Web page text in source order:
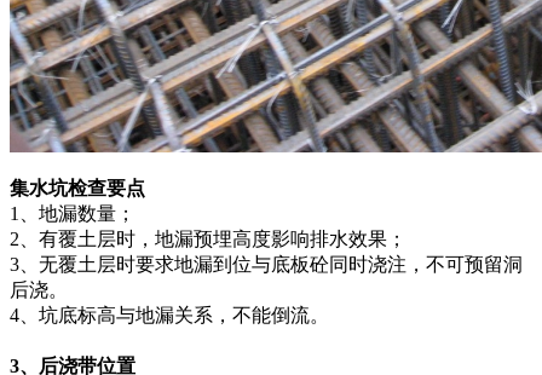
集水坑检查要点
1、地漏数量；
2、有覆土层时，地漏预埋高度影响排水效果；
3、无覆土层时要求地漏到位与底板砼同时浇注，不可预留洞
后浇。
4、坑底标高与地漏关系，不能倒流。
3、后浇带位置